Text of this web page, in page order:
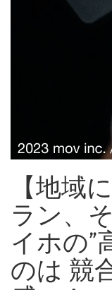
【地域
ラン、
イホの”
のは 競